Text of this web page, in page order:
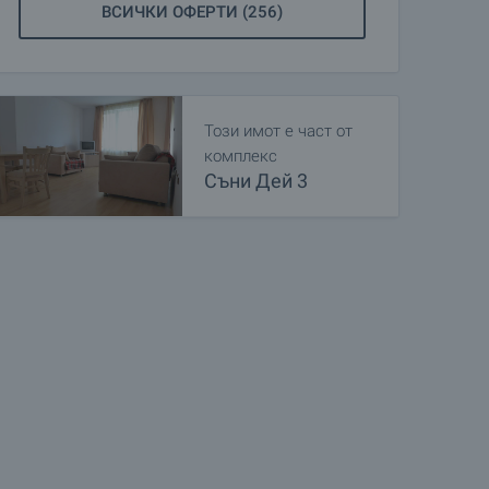
ВСИЧКИ ОФЕРТИ (256)
Този имот е част от
комплекс
Съни Дей 3